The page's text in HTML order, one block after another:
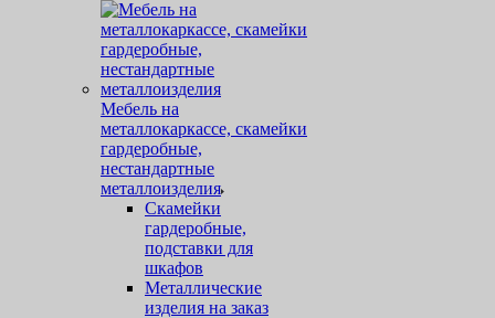
Мебель на
металлокаркассе, скамейки
гардеробные,
нестандартные
металлоизделия
Скамейки
гардеробные,
подставки для
шкафов
Металлические
изделия на заказ